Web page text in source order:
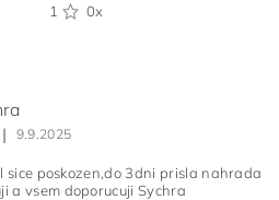
1
0x
|
9.9.2025
sice poskozen,do 3dni prisla nahrada
a vsem doporucuji Sychra